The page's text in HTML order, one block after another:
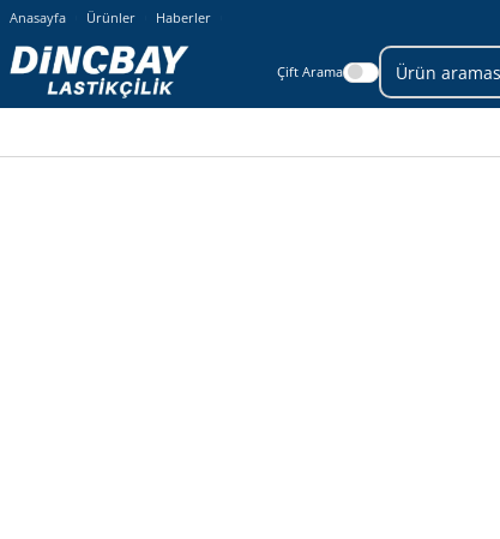
Anasayfa Ürünler Haberler
Çift Arama